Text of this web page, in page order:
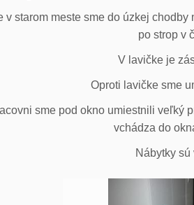
v starom meste sme do úzkej
po strop v
V lavičke je
Oproti lavičke sme
sme pod okno umiestnili veľký
vchádza do
Nábytky